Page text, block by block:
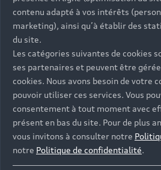
Informations et Service Clients
Accessibilité - Clients Sourds et
Trouver mon Partenaire Audi
Berline
Avant
SUV électrique
SUV hybride
SUV
SUV compact
Financer mon Audi
Audi rent : location courte durée
Espace Client Audi Financial
Heycar
Voiture hybride
Voiture commerciale
Voiture de direction
SUV société
Achat véhicule de société
Flotte automobile
Entretenir et réparer mon Audi
Offres Après-Vente
Accessoires et équipements
Espace personnel myAudi
Informations client
Functions on Demand
Histoire du progrès
Notre vision
Nos technologies
myAudi experience
© 2026 Audi France. Tous droits
Mentions légales
Politique sur
Gérer vos cookies
Politique de
Système de lanceur d'alerte
contenu adapté à vos intérêts
marketing), ainsi qu’à établir des
du site.
Les catégories suivantes de cookies
ses partenaires et peuvent être
cookies. Nous avons besoin de votre
pouvoir utiliser ces services. Vous
consentement à tout moment avec
présent en bas du site. Pour de plus
vous invitons à consulter notre
notre Politique de confidentialité.